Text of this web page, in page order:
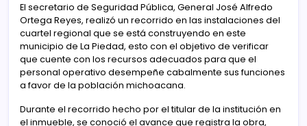
El secretario de Seguridad Pública, General José Alfredo
Ortega Reyes, realizó un recorrido en las instalaciones del
cuartel regional que se está construyendo en este
municipio de La Piedad, esto con el objetivo de verificar
que cuente con los recursos adecuados para que el
personal operativo desempeñe cabalmente sus funciones
a favor de la población michoacana.
Durante el recorrido hecho por el titular de la institución en
el inmueble, se conoció el avance que registra la obra,